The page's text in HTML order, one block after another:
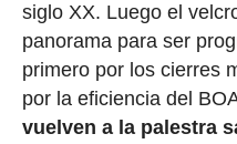
siglo XX. Luego el
panorama para ser
primero por los cierres
por la eficiencia del
vuelven a la palestra